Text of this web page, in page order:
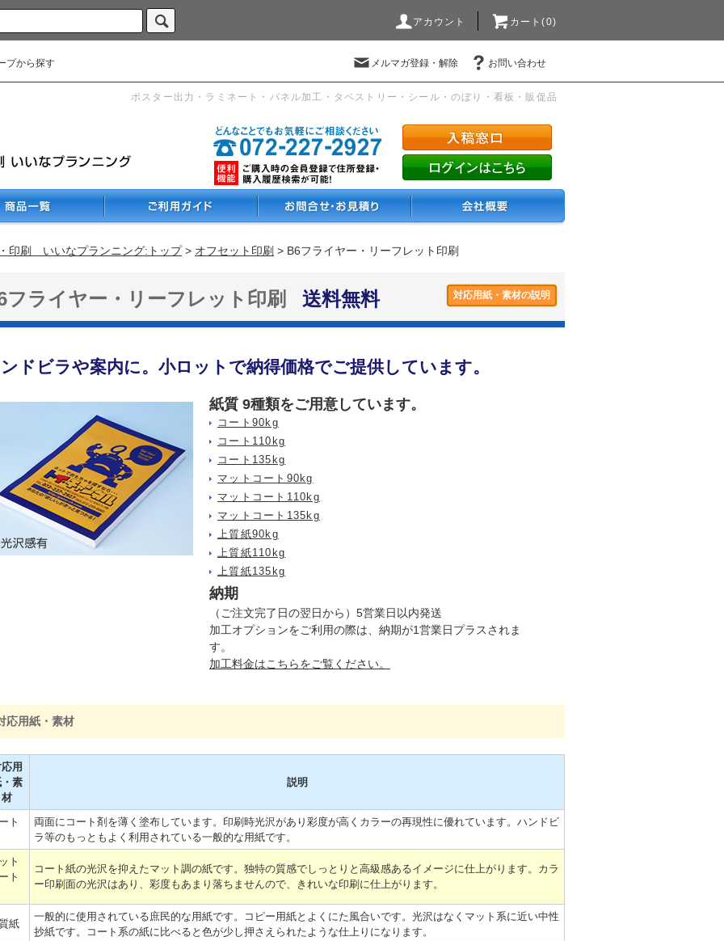
アカウント カート(0)
プから探す メルマガ登録・解除 お問い合わせ
ポスター出力・ラミネート・パネル加工・タペストリー・シール・のぼり・看板・販促品
印刷 いいなプランニング:トップ> オフセット印刷 > B6フライヤー・リーフレット印刷
フライヤー・リーフレット印刷 送料無料 対応用紙・素材の説明
ドビラや案内に。小ロットで納得価格でご提供しています。
紙質 9種類をご用意しています。
コート90kg
コート110kg
コート135kg
マットコート90kg
マットコート110kg
マットコート135kg
上質紙90kg
上質紙110kg
上質紙135kg
納期
（ご注文完了日の翌日から）5営業日以内発送
加工オプションをご利用の際は、納期が1営業日プラスされま
す。
加工料金はこちらをご覧ください。
応用紙・素材
用
素
材
説明
ト
両面にコート剤を薄く塗布しています。印刷時光沢があり彩度が高くカラーの再現性に優れています。ハンドビ
ラ等のもっともよく利用されている一般的な用紙です。
ト
ト
コート紙の光沢を抑えたマット調の紙です。独特の質感でしっとりと高級感あるイメージに仕上がります。カラ
ー印刷面の光沢はあり、彩度もあまり落ちませんので、きれいな印刷に仕上がります。
紙
一般的に使用されている庶民的な用紙です。コピー用紙とよくにた風合いです。光沢はなくマット系に近い中性
抄紙です。コート系の紙に比べると色が少し押さえられたような仕上りになります。